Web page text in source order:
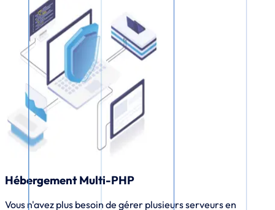
Hébergement Multi-PHP
Vous n'avez plus besoin de gérer plusieurs serveurs en